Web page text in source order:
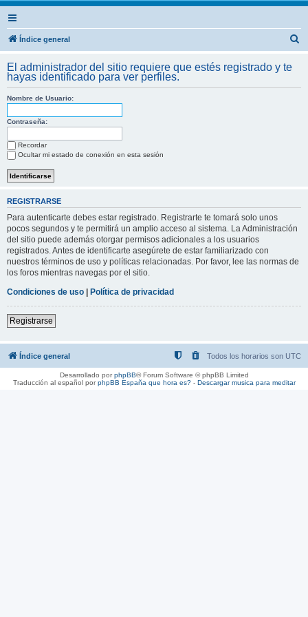
Índice general
c
El administrador del sitio requiere que estés registrado y te
hayas identificado para ver perfiles.
Nombre de Usuario:
Contraseña:
Recordar
Ocultar mi estado de conexión en esta sesión
REGISTRARSE
Para autenticarte debes estar registrado. Registrarte te tomará solo unos
pocos segundos y te permitirá un amplio acceso al sistema. La Administración
del sitio puede además otorgar permisos adicionales a los usuarios
registrados. Antes de identificarte asegúrete de estar familiarizado con
nuestros términos de uso y políticas relacionadas. Por favor, lee las normas de
los foros mientras navegas por el sitio.
Condiciones de uso | Política de privacidad
Registrarse
Índice general Todos los horarios son UTC
Desarrollado porphpBB® Forum Software © phpBB Limited
Traducción al español porphpBB España que hora es?- Descargar musica para meditar